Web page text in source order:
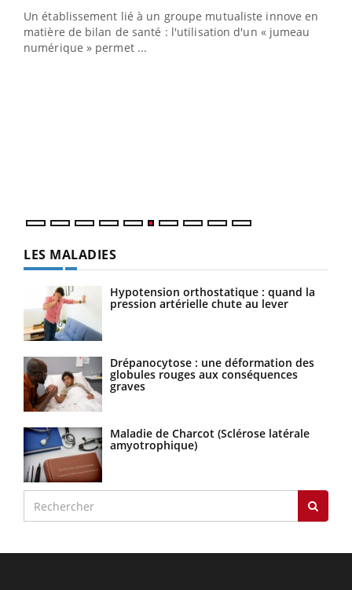
Un établissement lié à un groupe mutualiste innove en
matière de bilan de santé : l'utilisation d'un « jumeau
numérique » permet ...
LES MALADIES
Hypotension orthostatique : quand la
pression artérielle chute au lever
Drépanocytose : une déformation des
globules rouges aux conséquences
graves
Maladie de Charcot (Sclérose latérale
amyotrophique)